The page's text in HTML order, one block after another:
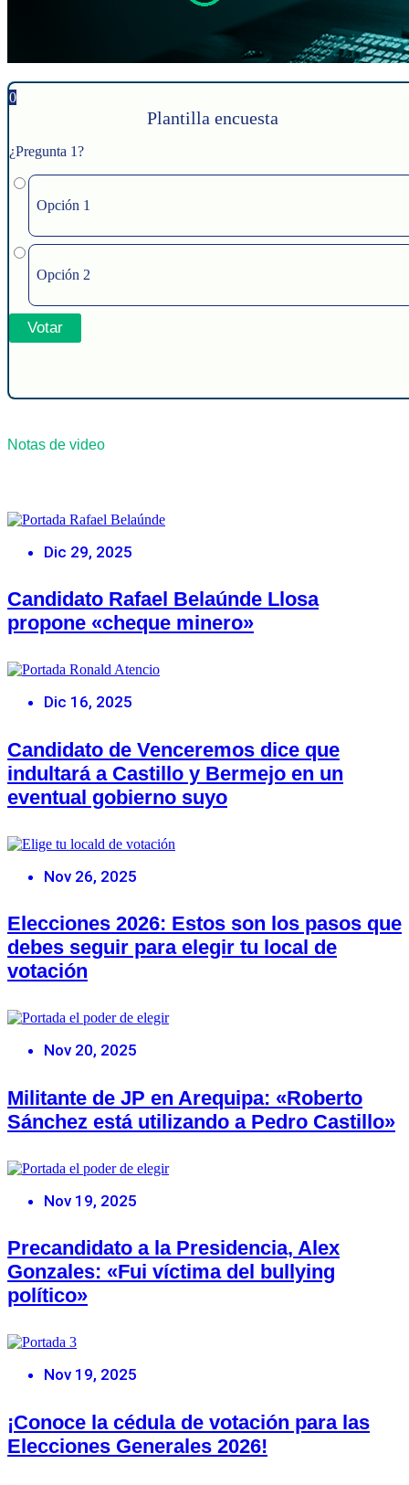
0
Plantilla encuesta
¿Pregunta 1?
Opción 1
Opción 2
Notas de video
Dic 29, 2025
Candidato Rafael Belaúnde Llosa
propone «cheque minero»
Dic 16, 2025
Candidato de Venceremos dice que
indultará a Castillo y Bermejo en un
eventual gobierno suyo
Nov 26, 2025
Elecciones 2026: Estos son los pasos que
debes seguir para elegir tu local de
votación
Nov 20, 2025
Militante de JP en Arequipa: «Roberto
Sánchez está utilizando a Pedro Castillo»
Nov 19, 2025
Precandidato a la Presidencia, Alex
Gonzales: «Fui víctima del bullying
político»
Nov 19, 2025
¡Conoce la cédula de votación para las
Elecciones Generales 2026!